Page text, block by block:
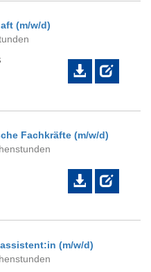
(m/w/d)
Fachkräfte (m/w/d)
(m/w/d)